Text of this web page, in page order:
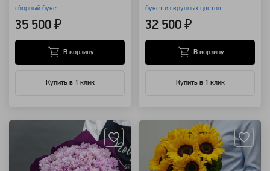
сборный букет
35 500 ₽
Купить в 1 клик
В корзину
букет из крупных цветов
32 500 ₽
Купить в 1 клик
В корзину